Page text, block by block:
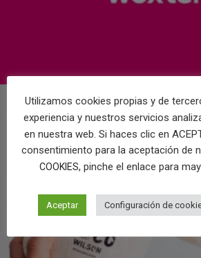
Utilizamos cookies propias y de
experiencia y nuestros servicios
en nuestra web. Si haces clic en
consentimiento para la aceptación de
COOKIES, pinche el enlace para
Aceptar Configuración de